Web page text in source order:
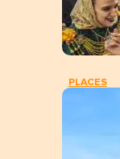
PLACES